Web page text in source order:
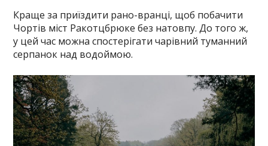
Краще за приїздити рано-вранці, щоб побачити
Чортів міст Ракотцбрюке без натовпу. До того ж,
у цей час можна спостерігати чарівний туманний
серпанок над водоймою.